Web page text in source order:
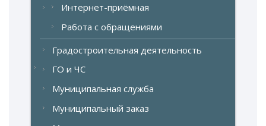
Интернет-приёмная
Работа с обращениями
Градостроительная деятельность
ГО и ЧС
Муниципальная служба
Муниципальный заказ